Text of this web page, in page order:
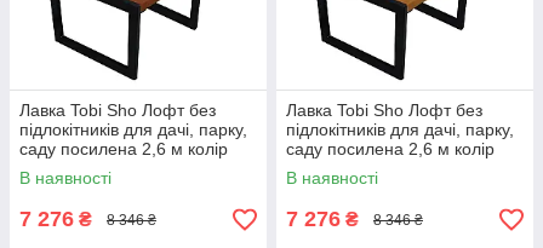
Лавка Tobi Sho Лофт без
підлокітників для дачі, парку,
саду посилена 2,6 м колір
макасар
В наявності
7 276 ₴ 8 346 ₴
Лавка Tobi Sho Лофт без
підлокітників для дачі, парку,
саду посилена 2,6 м колір
дуб
В наявності
7 276 ₴ 8 346 ₴